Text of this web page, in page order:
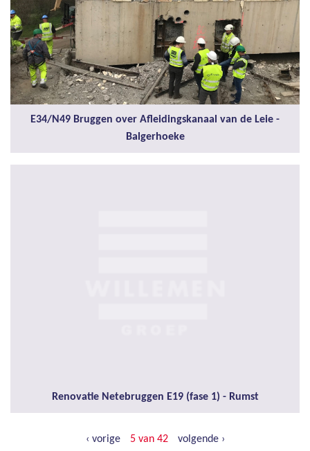
E34/N49 Bruggen over Afleidingskanaal van de Leie -
Balgerhoeke
Renovatie Netebruggen E19 (fase 1) - Rumst
‹ vorige 5 van 42 volgende ›